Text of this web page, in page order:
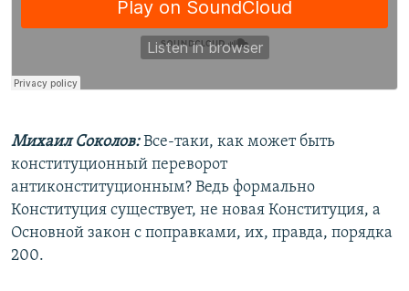
Михаил Соколов:Все-таки, как может быть
конституционный переворот
антиконституционным? Ведь формально
Конституция существует, не новая Конституция, а
Основной закон с поправками, их, правда, порядка
200.